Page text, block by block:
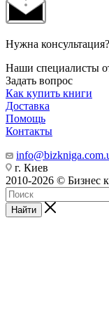
Нужна консультация?
Наши специалисты
Задать вопрос
Как купить книги
Доставка
Помощь
Контакты
г. Киев
2010-2026 © Бизнес
Найти